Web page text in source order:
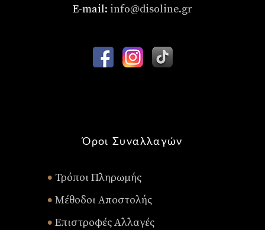
E-mail: info@disoline.gr
Όροι Συναλλαγών
• Τρόποι Πληρωμής
• Μέθοδοι Αποστολής
• Επιστροφές Αλλαγές